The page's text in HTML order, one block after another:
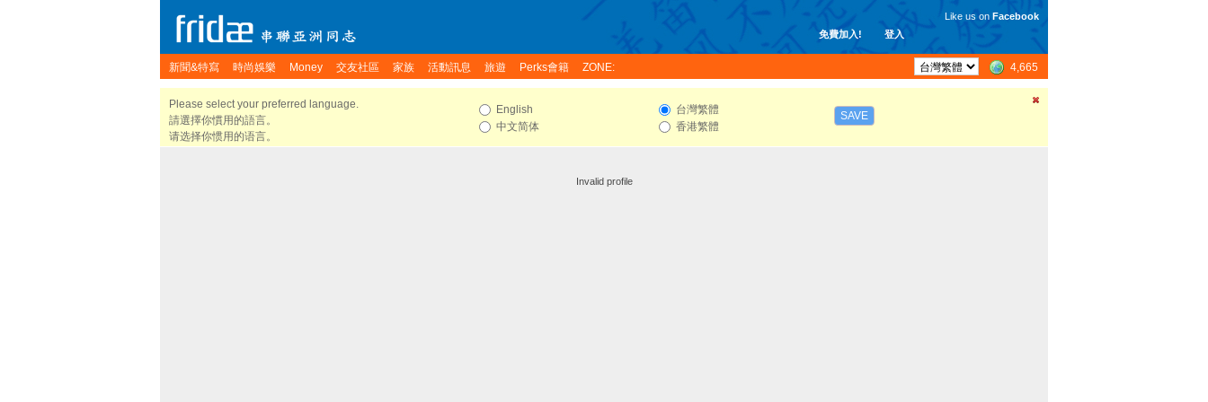
免費加入! 登入
Like us on Facebook
新聞&特寫 時尚娛樂 Money 交友社區 家族 活動訊息 旅遊 Perks會籍 ZONE: 4,665
Please select your preferred language.
請選擇你慣用的語言。
请选择你惯用的语言。
English
中文简体
台灣繁體
香港繁體
SAVE
Invalid profile